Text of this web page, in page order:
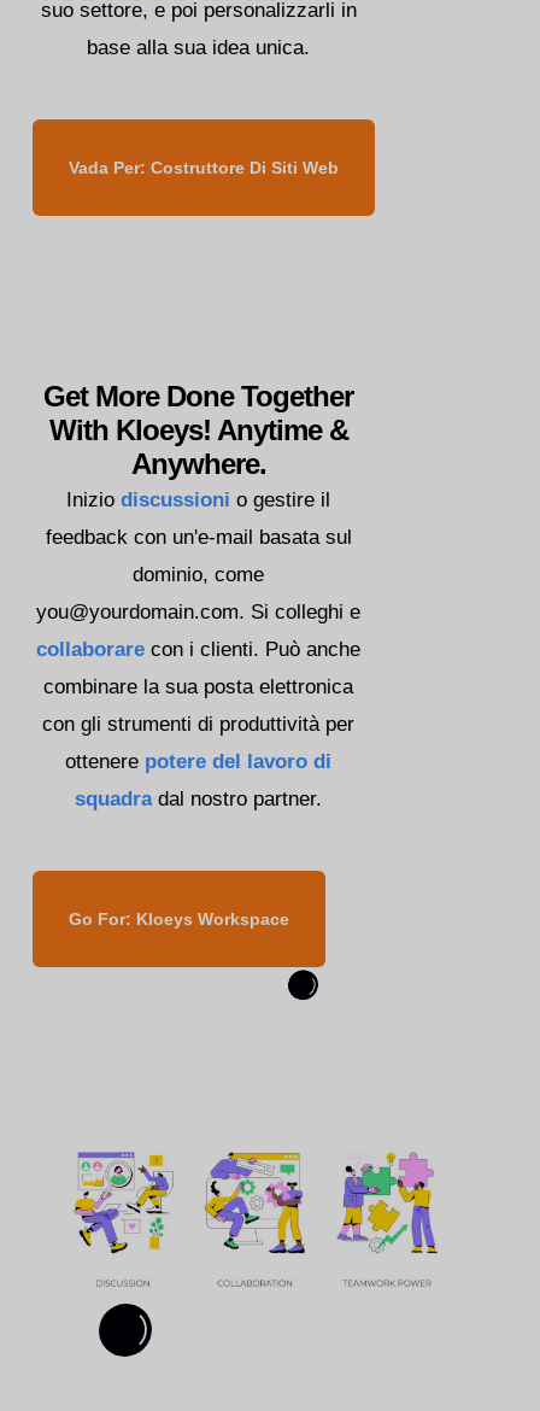
suo settore, e poi personalizzarli in
base alla sua idea unica.
Vada Per: Costruttore Di Siti Web
Get More Done Together
With Kloeys! Anytime &
Anywhere.
Iniziodiscussioni o gestire il
feedback con un'e-mail basata sul
dominio, come
you@yourdomain.com. Si colleghi e
collaborare con i clienti. Può anche
combinare la sua posta elettronica
con gli strumenti di produttività per
ottenere potere del lavoro di
squadradal nostro partner.
Go For: Kloeys Workspace